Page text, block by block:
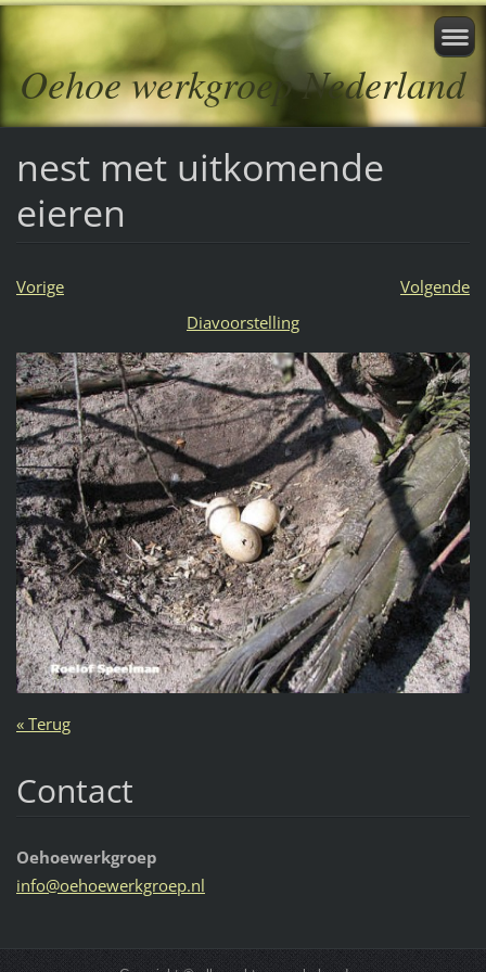
Oehoe werkgroep Nederland
nest met uitkomende
eieren
Vorige
Volgende
Diavoorstelling
« Terug
Contact
Oehoewerkgroep
info@oehoewerkgroep.nl